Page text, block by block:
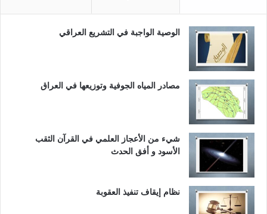
الوصية الواجبة في التشريع العراقي
مصادر المياه الجوفية وتوزيعها في العراق
شيء من الأعجاز العلمي في القرآن الثقب
الأسود و أفق الحدث
نظام إيقاف تنفيذ العقوبة